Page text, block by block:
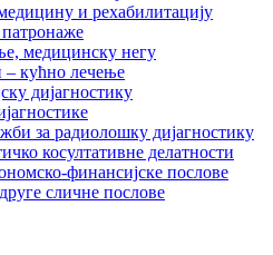
и рехабилитацију
медицинску негу
– кућно лечење
дијагностику
за радиолошку дијагностику
косултативне делатности
финансијске послове
сличне послове